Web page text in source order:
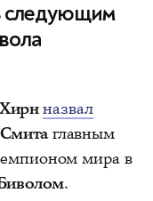
следующим
назвал
главным
мира в
.